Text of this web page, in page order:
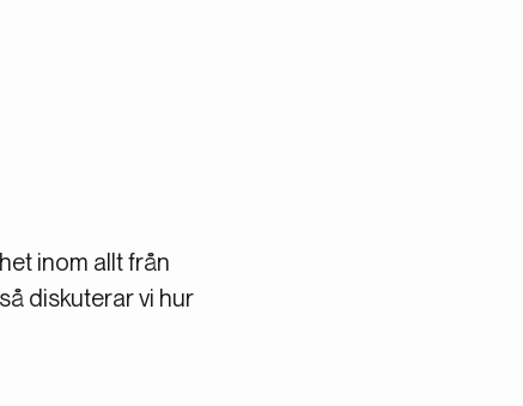
inom allt från
diskuterar vi hur